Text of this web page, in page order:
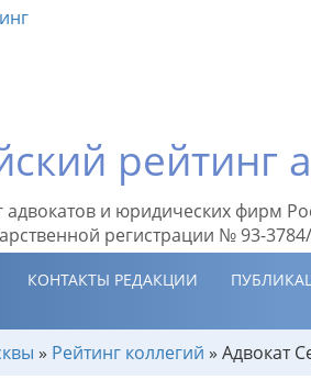
рейтинг
и юридических фирм
регистрации № 93-
КОНТАКТЫ РЕДАКЦИИ
» Рейтинг коллегий » Адвокат